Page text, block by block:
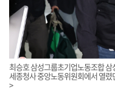
최승호 삼성그룹초기업노동조합
세종청사 중앙노동위원회에서 열
>